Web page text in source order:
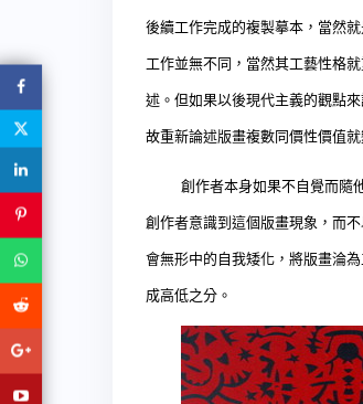
後續工作完成的複製摹本，當然
工作並無不同，當然其工藝性格
述。但如果以後現代主義的觀點
故重新論述版畫複數同價性價值就
創作者本身如果不自覺而隨
創作者意識到這個版畫現象，而
會無形中的自我矮化，將版畫淪
成高低之分。